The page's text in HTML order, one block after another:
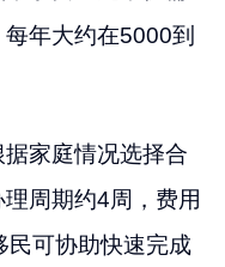
年大约在5000到
家庭情况选择合
周期约4周，费用
民可协助快速完成